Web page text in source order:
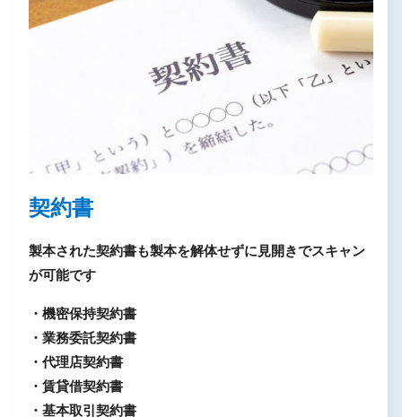
契約書
製本された契約書も製本を解体せずに見開きでスキャン
が可能です
・機密保持契約書
・業務委託契約書
・代理店契約書
・賃貸借契約書
・基本取引契約書